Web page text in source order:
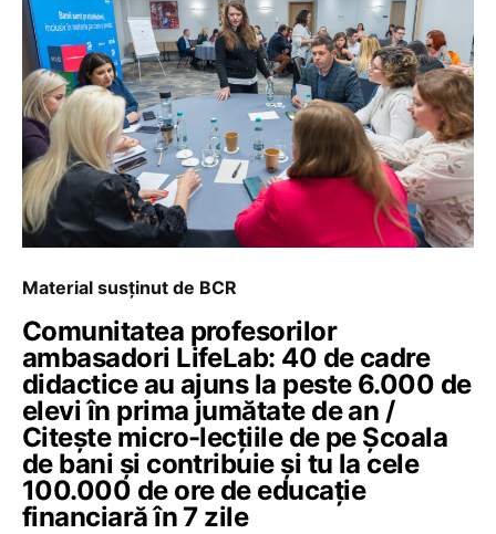
Material susținut de BCR
Comunitatea profesorilor
ambasadori LifeLab: 40 de cadre
didactice au ajuns la peste 6.000 de
elevi în prima jumătate de an /
Citește micro-lecțiile de pe Școala
de bani și contribuie și tu la cele
100.000 de ore de educație
financiară în 7 zile